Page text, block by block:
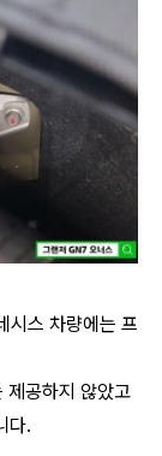
시스 차량에는 프
제공하지 않았고
다.